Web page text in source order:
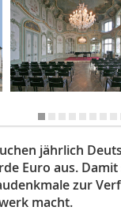
jährlich
Euro aus.
zur
macht.